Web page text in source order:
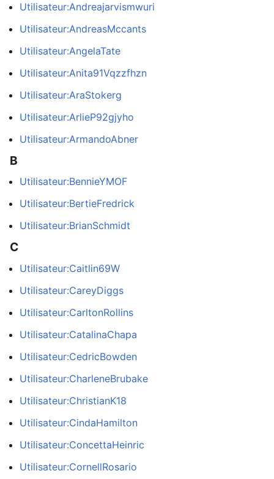
Utilisateur:Andreajarvismwuri
Utilisateur:AndreasMccants
Utilisateur:AngelaTate
Utilisateur:Anita91Vqzzfhzn
Utilisateur:AraStokerg
Utilisateur:ArlieP92gjyho
Utilisateur:ArmandoAbner
B
Utilisateur:BennieYMOF
Utilisateur:BertieFredrick
Utilisateur:BrianSchmidt
C
Utilisateur:Caitlin69W
Utilisateur:CareyDiggs
Utilisateur:CarltonRollins
Utilisateur:CatalinaChapa
Utilisateur:CedricBowden
Utilisateur:CharleneBrubake
Utilisateur:ChristianK18
Utilisateur:CindaHamilton
Utilisateur:ConcettaHeinric
Utilisateur:CornellRosario